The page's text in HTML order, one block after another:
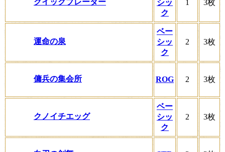
クイックブレーダー
シッ
ク
1 3枚
運命の泉
ベー
シッ
ク
2 3枚
傭兵の集会所 ROG 2 3枚
クノイチエッグ
ベー
シッ
ク
2 3枚